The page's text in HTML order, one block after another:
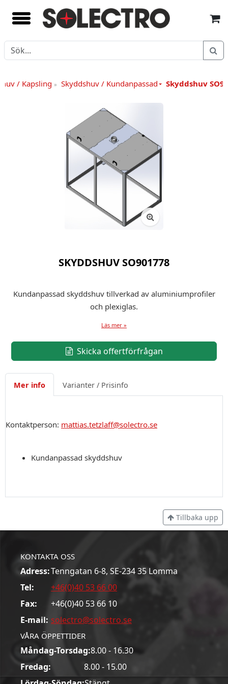
/ Kapsling » Skyddshuv / Kundanpassad Skyddshuv
SKYDDSHUV SO901778
Kundanpassad skyddshuv tillverkad av aluminiumprofiler
och plexiglas.
Läs mer »
Skicka offertförfrågan
Mer info Varianter / Prisinfo
Kontaktperson: mattias.tetzlaff@solectro.se
Kundanpassad skyddshuv
Tillbaka upp
KONTAKTA OSS
Adress:Tenngatan 6-8, SE-234 35 Lomma
Tel:
+46(0)40 53 66 00
Fax:
+46(0)40 53 66 10
E-mail: solectro@solectro.se
VÅRA ÖPPETTIDER
Måndag-Torsdag:8.00 - 16.30
Fredag:
8.00 - 15.00